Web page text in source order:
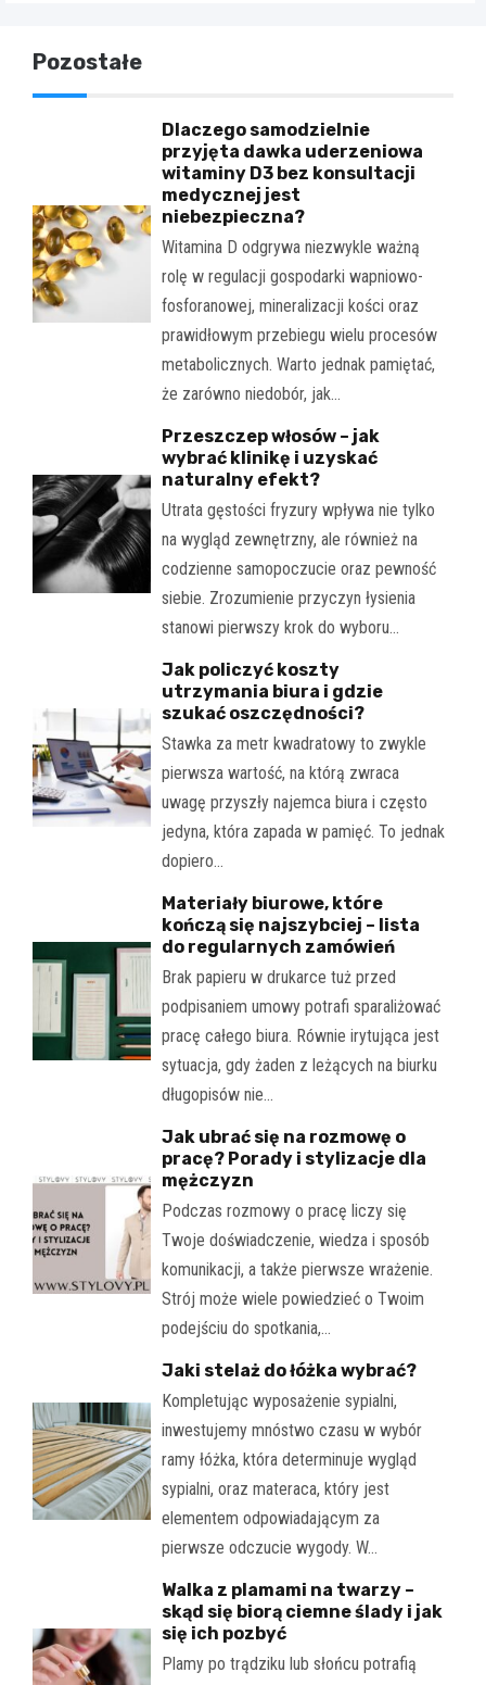
Pozostałe
Dlaczego samodzielnie
przyjęta dawka uderzeniowa
witaminy D3 bez konsultacji
medycznej jest
niebezpieczna?
Witamina D odgrywa niezwykle ważną
rolę w regulacji gospodarki wapniowo-
fosforanowej, mineralizacji kości oraz
prawidłowym przebiegu wielu procesów
metabolicznych. Warto jednak pamiętać,
że zarówno niedobór, jak…
Przeszczep włosów – jak
wybrać klinikę i uzyskać
naturalny efekt?
Utrata gęstości fryzury wpływa nie tylko
na wygląd zewnętrzny, ale również na
codzienne samopoczucie oraz pewność
siebie. Zrozumienie przyczyn łysienia
stanowi pierwszy krok do wyboru…
Jak policzyć koszty
utrzymania biura i gdzie
szukać oszczędności?
Stawka za metr kwadratowy to zwykle
pierwsza wartość, na którą zwraca
uwagę przyszły najemca biura i często
jedyna, która zapada w pamięć. To jednak
dopiero…
Materiały biurowe, które
kończą się najszybciej – lista
do regularnych zamówień
Brak papieru w drukarce tuż przed
podpisaniem umowy potrafi sparaliżować
pracę całego biura. Równie irytująca jest
sytuacja, gdy żaden z leżących na biurku
długopisów nie…
Jak ubrać się na rozmowę o
pracę? Porady i stylizacje dla
mężczyzn
Podczas rozmowy o pracę liczy się
Twoje doświadczenie, wiedza i sposób
komunikacji, a także pierwsze wrażenie.
Strój może wiele powiedzieć o Twoim
podejściu do spotkania,…
Jaki stelaż do łóżka wybrać?
Kompletując wyposażenie sypialni,
inwestujemy mnóstwo czasu w wybór
ramy łóżka, która determinuje wygląd
sypialni, oraz materaca, który jest
elementem odpowiadającym za
pierwsze odczucie wygody. W…
Walka z plamami na twarzy –
skąd się biorą ciemne ślady i jak
się ich pozbyć
Plamy po trądziku lub słońcu potrafią